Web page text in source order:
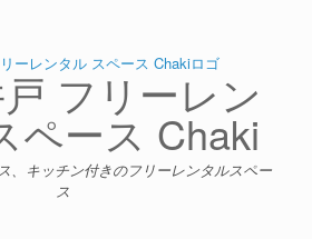
フリーレン
ペース Chaki
、キッチン付きのフリーレンタルスペー
ス